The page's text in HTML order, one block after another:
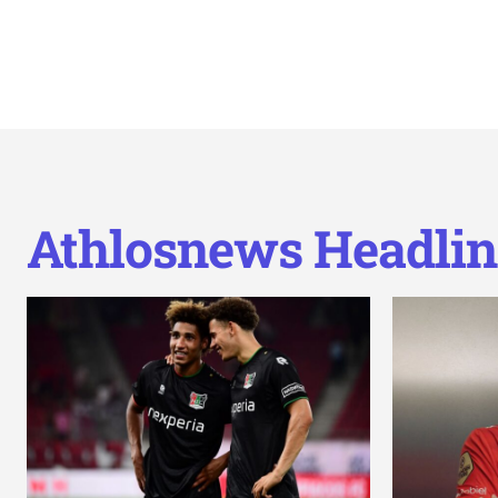
Athlosnews